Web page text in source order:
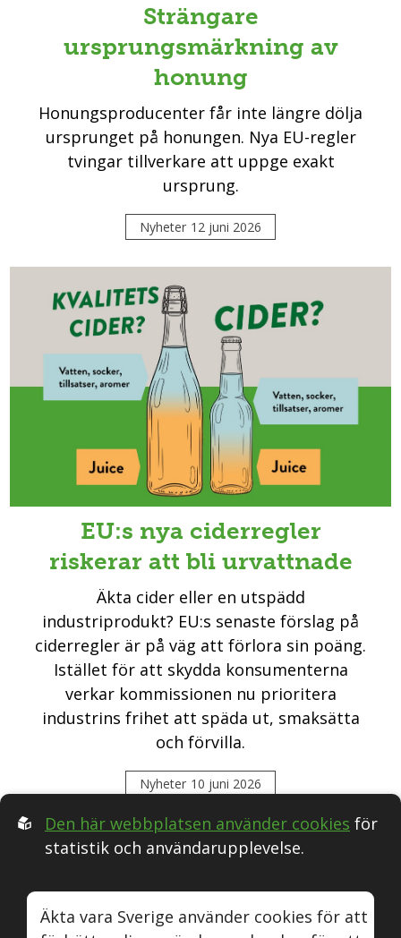
Strängare
ursprungsmärkning av
honung
Honungsproducenter får inte längre dölja
ursprunget på honungen. Nya EU-regler
tvingar tillverkare att uppge exakt
ursprung.
Nyheter 12 juni 2026
EU:s nya ciderregler
riskerar att bli urvattnade
Äkta cider eller en utspädd
industriprodukt? EU:s senaste förslag på
ciderregler är på väg att förlora sin poäng.
Istället för att skydda konsumenterna
verkar kommissionen nu prioritera
industrins frihet att späda ut, smaksätta
och förvilla.
Nyheter 10 juni 2026
Följ oss i Sociala medier:
Den här webbplatsen använder cookies för
statistik och användarupplevelse.
Äkta vara Sverige använder cookies för att